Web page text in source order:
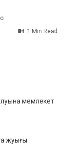
1 Min Read
мемлекет
жуығы